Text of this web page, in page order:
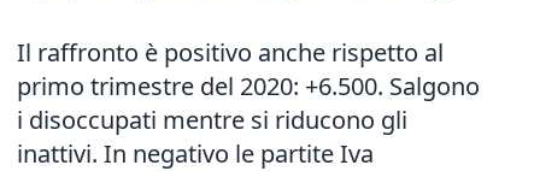
Il raffronto è positivo anche rispetto al
primo trimestre del 2020: +6.500. Salgono
i disoccupati mentre si riducono gli
inattivi. In negativo le partite Iva